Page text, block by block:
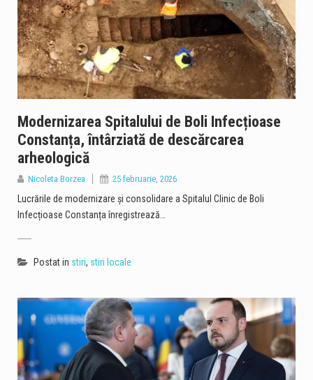
Modernizarea Spitalului de Boli Infecțioase
Constanța, întârziată de descărcarea
arheologică
Nicoleta Borzea 25 februarie, 2026
Lucrările de modernizare și consolidare a Spitalul Clinic de Boli
Infecțioase Constanța înregistrează…
Postat in stiri, stiri locale